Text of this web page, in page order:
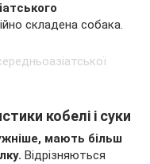
складена собака.
кобелі і суки
мають більш
Відрізняються